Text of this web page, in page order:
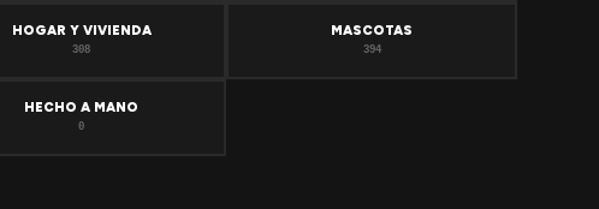
HOGAR Y VIVIENDA
308
MASCOTAS
394
HECHO A MANO
0